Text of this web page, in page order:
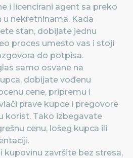
i licencirani agent sa preko
nekretninama. Kada
stan, dobijate jednu
proces umesto vas i stoji
do potpisa.
samo osvane na
dobijate vođenu
cene, pripremu i
prave kupce i pregovore
korist. Tako izbegavate
cenu, lošeg kupca ili
kupovinu završite bez stresa,